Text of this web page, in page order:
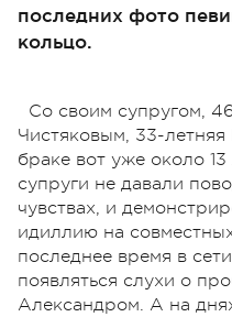
последних фото
кольцо.
Со своим супругом,
Чистяковым, 33-
браке вот уже около
супруги не давали
чувствах, и
идиллию на
последнее время в
появляться слухи о
Александром. А на